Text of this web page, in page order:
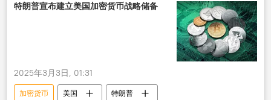
特朗普宣布建立美国加密货币战略储备
2025年3月3日, 01:31
加密货币 美国 特朗普